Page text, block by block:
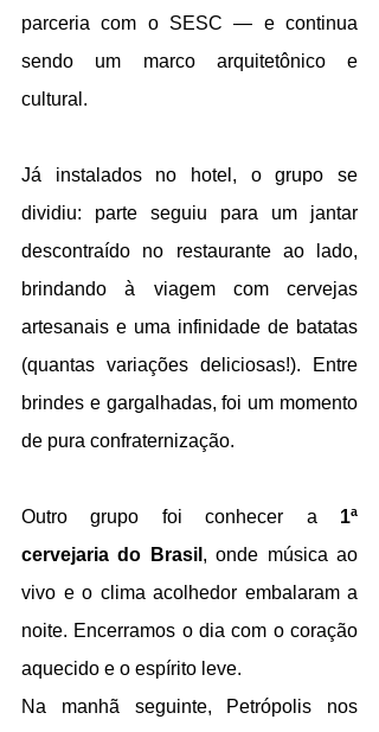
parceria com o SESC — e continua
sendo um marco arquitetônico e
cultural.
Já instalados no hotel, o grupo se
dividiu: parte seguiu para um jantar
descontraído no restaurante ao lado,
brindando à viagem com cervejas
artesanais e uma infinidade de batatas
(quantas variações deliciosas!). Entre
brindes e gargalhadas, foi um momento
de pura confraternização.
Outro grupo foi conhecer a 1ª
cervejaria do Brasil , onde música ao
vivo e o clima acolhedor embalaram a
noite. Encerramos o dia com o coração
aquecido e o espírito leve.
Na manhã seguinte, Petrópolis nos